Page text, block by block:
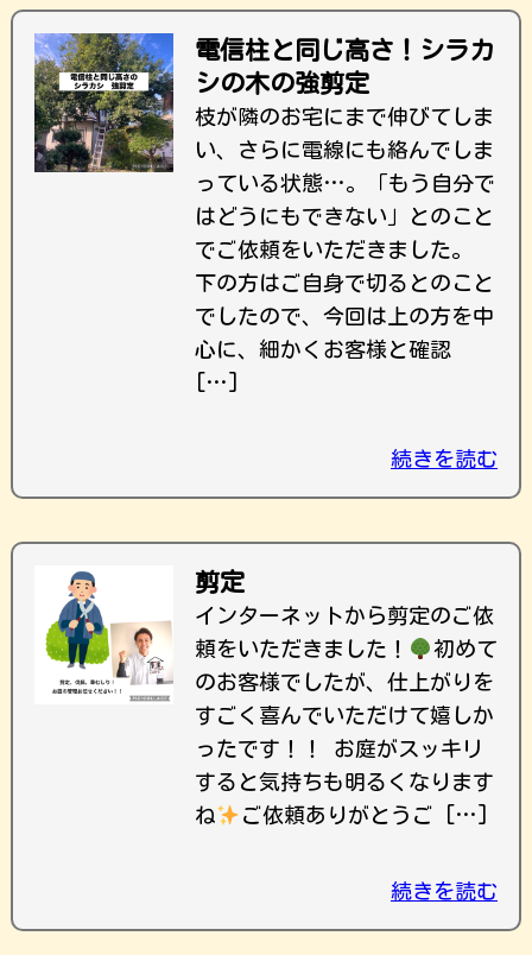
電信柱と同じ高さ！シラカ
シの木の強剪定
枝が隣のお宅にまで伸びてしま
い、さらに電線にも絡んでしま
っている状態…。「もう自分で
はどうにもできない」とのこと
でご依頼をいただきました。
下の方はご自身で切るとのこと
でしたので、今回は上の方を中
心に、細かくお客様と確認
[…]
続きを読む
剪定
インターネットから剪定のご依
頼をいただきました！
初めて
のお客様でしたが、仕上がりを
すごく喜んでいただけて嬉しか
ったです！！ お庭がスッキリ
すると気持ちも明るくなります
ね
ご依頼ありがとうご […]
続きを読む